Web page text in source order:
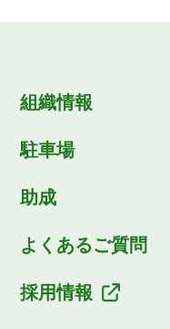
組織情報
駐車場
助成
よくあるご質問
採用情報